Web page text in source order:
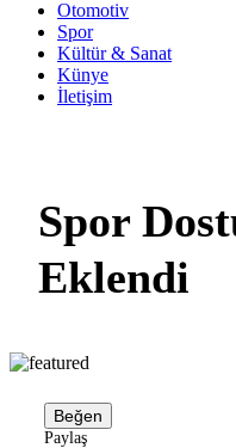
Otomotiv
Spor
Kültür & Sanat
Künye
İletişim
Spor
Eklendi
Beğen
Paylaş